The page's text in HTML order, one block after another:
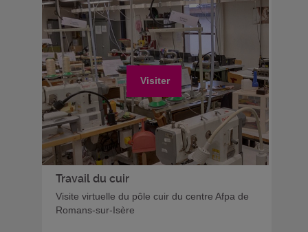
Visiter
Travail du cuir
Visite virtuelle du pôle cuir du centre Afpa de
Romans-sur-Isère